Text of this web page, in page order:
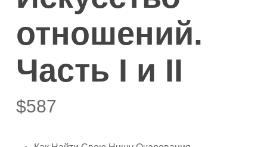
отношений.
Часть I и II
$587